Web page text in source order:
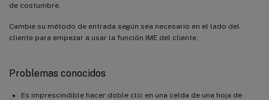
de costumbre.
Cambie su método de entrada según sea necesario en el lado del
cliente para empezar a usar la función IME del cliente.
Problemas conocidos
Es imprescindible hacer doble clic en una celda de una hoja de